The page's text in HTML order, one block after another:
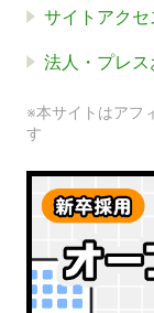
サイトアク
法人・プレ
※本サイトはアフ
す